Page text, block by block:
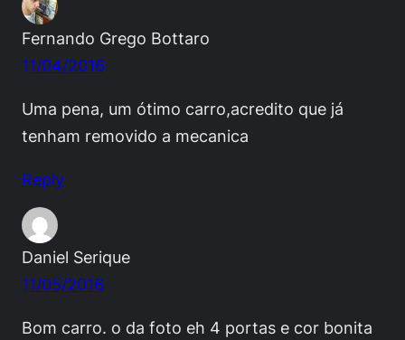
Fernando Grego Bottaro
11/04/2016
Uma pena, um ótimo carro,acredito que já
tenham removido a mecanica
Reply
Daniel Serique
11/05/2016
Bom carro. o da foto eh 4 portas e cor bonita